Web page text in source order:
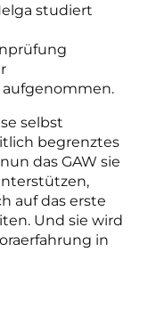
studiert
selbst
begrenztes
das GAW sie
auf das erste
Und sie wird
in